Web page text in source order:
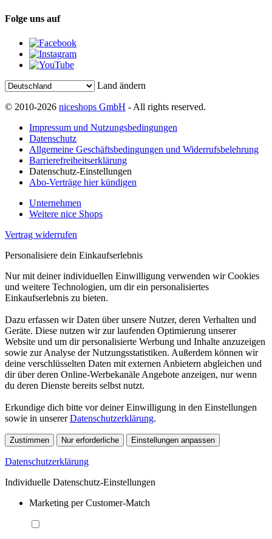
Folge uns auf
Land ändern
© 2010-2026 niceshops GmbH - All rights reserved.
Impressum und Nutzungsbedingungen
Datenschutz
Allgemeine Geschäftsbedingungen und Widerrufsbelehrung
Barrierefreiheitserklärung
Datenschutz-Einstellungen
Abo-Verträge hier kündigen
Unternehmen
Weitere nice Shops
Vertrag widerrufen
Personalisiere dein Einkaufserlebnis
Nur mit deiner individuellen Einwilligung verwenden wir Cookies
und weitere Technologien, um dir ein personalisiertes
Einkaufserlebnis zu bieten.
Dazu erfassen wir Daten über unsere Nutzer, deren Verhalten und
Geräte. Diese nutzen wir zur laufenden Optimierung unserer
Website und um dir personalisierte Werbung und Inhalte anzuzeigen
sowie zur Analyse der Nutzungsstatistiken. Außerdem können wir
deine verschlüsselten Daten mit externen Anbietern abgleichen und
dir über deren Online-Werbekanäle Angebote anzeigen, nur wenn
du deren Dienste bereits selbst nutzt.
Erkundige dich bitte vor deiner Einwilligung in den Einstellungen
sowie in unsererDatenschutzerklärung.
Zustimmen Nur erforderliche Einstellungen anpassen
Datenschutzerklärung
Individuelle Datenschutz-Einstellungen
Marketing per Customer-Match